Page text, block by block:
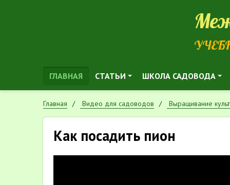
ГЛАВНАЯ СТАТЬИ ШКОЛА САДОВОДА
Главная Видео для садоводов Выращивание
Как посадить пион